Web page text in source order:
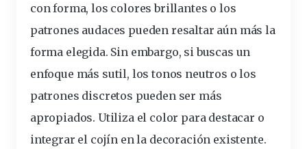
con forma, los coloresbrillantes o los
patrones audaces pueden resaltar aún más la
forma elegida. Sin embargo, si buscas un
enfoque más sutil, los tonos neutros o los
patrones discretos pueden ser más
apropiados. Utiliza el color para destacar o
integrar el cojín en la decoración existente.